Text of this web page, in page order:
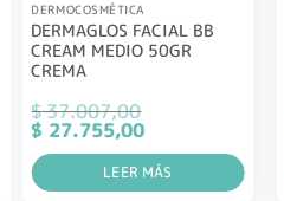
DERMOCOSMÉTICA
DERMAGLOS FACIAL BB
CREAM MEDIO 50GR
CREMA
$37.007,00
El
precio
original
era:
$ 37.007,00.
$ 27.755,00El
precio
actual
es:
$ 27.755,00.
LEER MÁS